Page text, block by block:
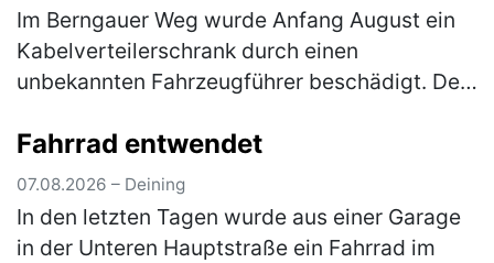
Im Berngauer Weg wurde Anfang August ein
Kabelverteilerschrank durch einen
unbekannten Fahrzeugführer beschädigt. Der
von der Unfallstelle, ohne sich um den …
(mehr)
Fahrrad entwendet
07.08.2026 – Deining
In den letzten Tagen wurde aus einer Garage
in der Unteren Hauptstraße ein Fahrrad im